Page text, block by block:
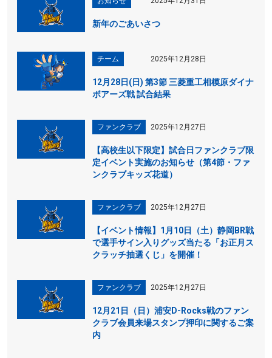
新年のごあいさつ
チーム 2025年12月28日
12月28日(日) 第3節 三菱重工相模原ダイナ
ボアーズ戦 試合結果
ファンクラブ 2025年12月27日
【高校生以下限定】試合日ファンクラブ限
定イベント実施のお知らせ（第4節・ファ
ンクラブキッズ花道）
ファンクラブ 2025年12月27日
【イベント情報】1月10日（土）静岡BR戦
で選手サイン入りグッズ当たる「お正月ス
クラッチ抽選くじ」を開催！
ファンクラブ 2025年12月27日
12月21日（日）浦安D-Rocks戦のファン
クラブ会員来場スタンプ押印に関するご案
内